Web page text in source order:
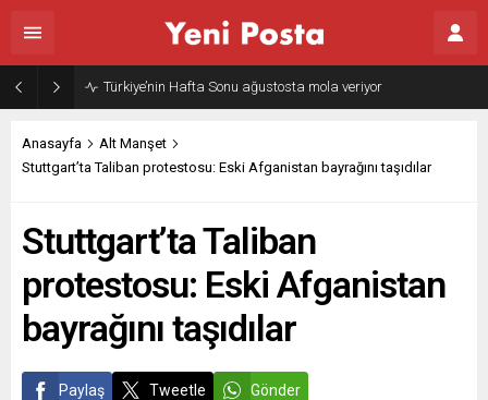
Gazze’nin geleceği: Teknokratik kontrol mü, kolonializm mi?
Anasayfa
Alt Manşet
Stuttgart’ta Taliban protestosu: Eski Afganistan bayrağını taşıdılar
Stuttgart’ta Taliban
protestosu: Eski Afganistan
bayrağını taşıdılar
Paylaş Tweetle Gönder